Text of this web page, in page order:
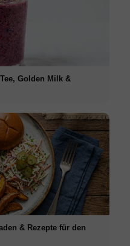
Golden Milk &
& Rezepte für den